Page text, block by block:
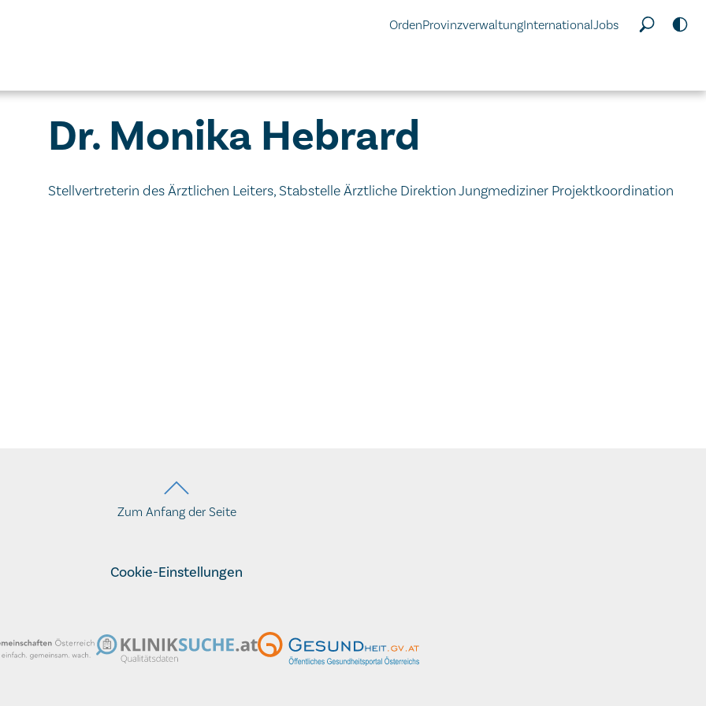
OrdenProvinzverwaltungInternationalJobs
Dr. Monika Hebrard
Stellvertreterin des Ärztlichen Leiters, Stabstelle Ärztliche Direktion Jungmediziner Projektkoordination
Zum Anfang der Seite
Cookie-Einstellungen